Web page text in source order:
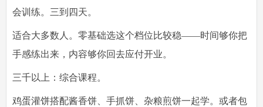
会训练。三到四天。
适合大多数人。零基础选这个档位比较稳——时间够你把
手感练出来，内容够你回去应付开业。
三千以上：综合课程。
鸡蛋灌饼搭配酱香饼、手抓饼、杂粮煎饼一起学。或者包